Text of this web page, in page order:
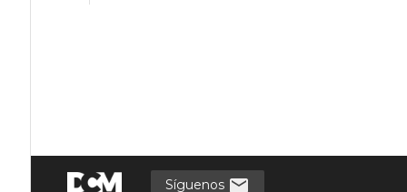
Síguenos